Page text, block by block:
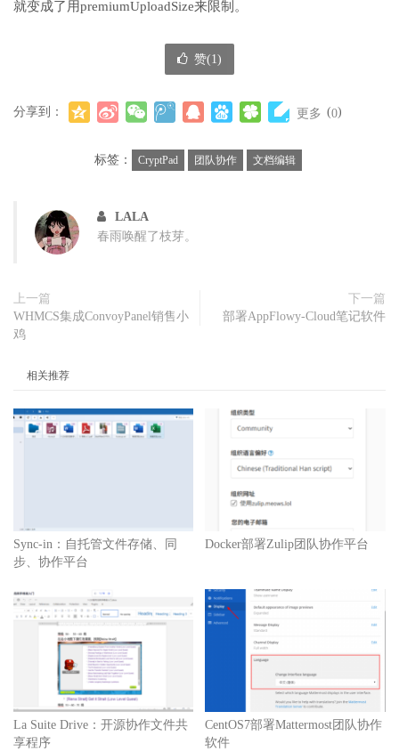
就变成了用premiumUploadSize来限制。
赞(1)
分享到： 更多 (0)
标签： CryptPad 团队协作 文档编辑
LALA
春雨唤醒了枝芽。
上一篇
WHMCS集成ConvoyPanel销售小
鸡
下一篇
部署AppFlowy-Cloud笔记软件
相关推荐
Sync-in：自托管文件存储、同
步、协作平台
Docker部署Zulip团队协作平台
La Suite Drive：开源协作文件共
享程序
CentOS7部署Mattermost团队协作
软件